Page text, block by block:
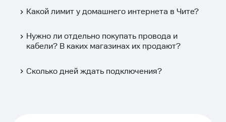
Какой лимит у домашнего интернета в Чите?
Нужно ли отдельно покупать провода и
кабели? В каких магазинах их продают?
Сколько дней ждать подключения?